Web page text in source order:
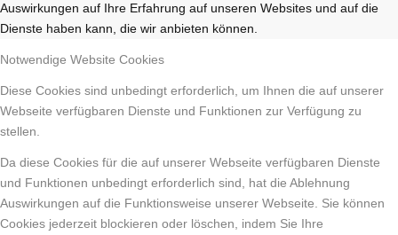
Auswirkungen auf Ihre Erfahrung auf unseren Websites und auf die
Dienste haben kann, die wir anbieten können.
Notwendige Website Cookies
Diese Cookies sind unbedingt erforderlich, um Ihnen die auf unserer
Webseite verfügbaren Dienste und Funktionen zur Verfügung zu
stellen.
Da diese Cookies für die auf unserer Webseite verfügbaren Dienste
und Funktionen unbedingt erforderlich sind, hat die Ablehnung
Auswirkungen auf die Funktionsweise unserer Webseite. Sie können
Cookies jederzeit blockieren oder löschen, indem Sie Ihre